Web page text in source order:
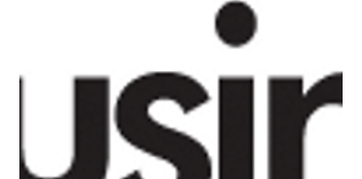
Aliexpress.comwww.aliexpress.com 📌 LIG넥스원이 제시한 '해검-
X'는 무엇인가요? 해검-X는 유인 함정과 전투가 가..